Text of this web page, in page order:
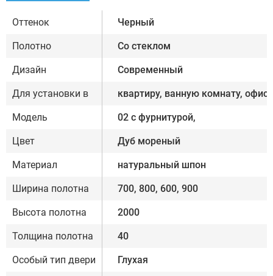
Оттенок Черный
Полотно Со стеклом
Дизайн Современный
Для установки в квартиру, ванную комнату, офис
Модель 02 с фурнитурой,
Цвет Дуб мореный
Материал натуральный шпон
Ширина полотна 700, 800, 600, 900
Высота полотна 2000
Толщина полотна 40
Особый тип двери Глухая